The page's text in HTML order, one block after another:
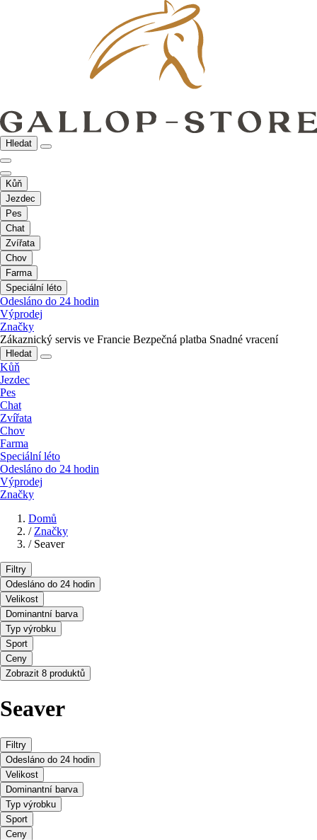
Hledat
Kůň
Jezdec
Pes
Chat
Zvířata
Chov
Farma
Speciální léto
Odesláno do 24 hodin
Výprodej
Značky
Zákaznický servis ve Francie Bezpečná platba Snadné vracení
Hledat
Kůň
Jezdec
Pes
Chat
Zvířata
Chov
Farma
Speciální léto
Odesláno do 24 hodin
Výprodej
Značky
Domů
/ Značky
/ Seaver
Filtry
Odesláno do 24 hodin
Velikost
Dominantní barva
Typ výrobku
Sport
Ceny
Zobrazit 8 produktů
Seaver
Filtry
Odesláno do 24 hodin
Velikost
Dominantní barva
Typ výrobku
Sport
Ceny